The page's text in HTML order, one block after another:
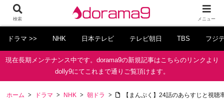
ドラマ >> NHK 日本テレビ テレビ朝日 TBS フジ
現在長期メンテナンス中です。dorama9の新規記事はこちらのリンクより
dolly9にてこれまで通りご覧頂けます。
ホーム ドラマ NHK 朝ドラ 【まんぷく】24話のあらすじと視
検索 メニュー